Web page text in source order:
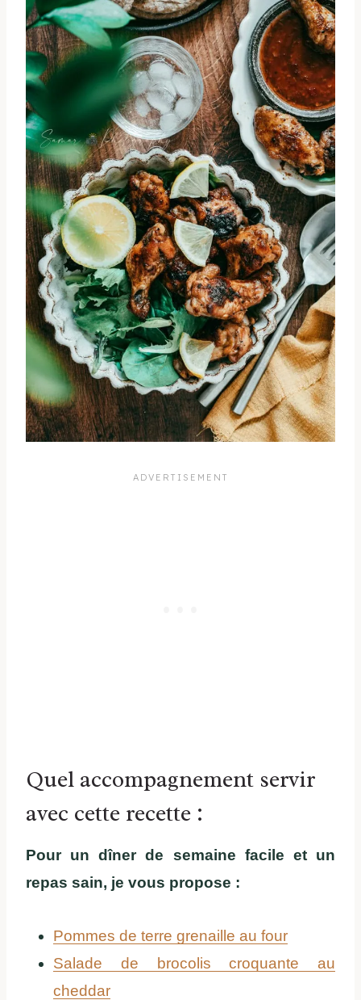
Quel accompagnement servir
avec cette recette :
Pour un dîner de semaine facile et un
repas sain, je vous propose :
Pommes de terre grenaille au four
Salade de brocolis croquante au
cheddar